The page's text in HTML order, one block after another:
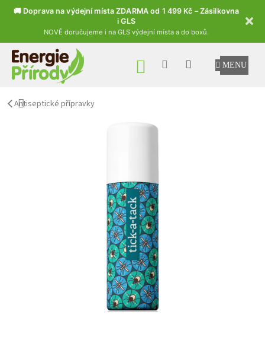
🚚 Doprava na výdejní místa ZDARMA od 1 499 Kč – Zásilkovna
i GLS
NOVĚ doručujeme i na GLS výdejní místa a do boxů.
Přejít na obsah
NÁKUPNÍ KOŠÍK
Antiseptické přípravky